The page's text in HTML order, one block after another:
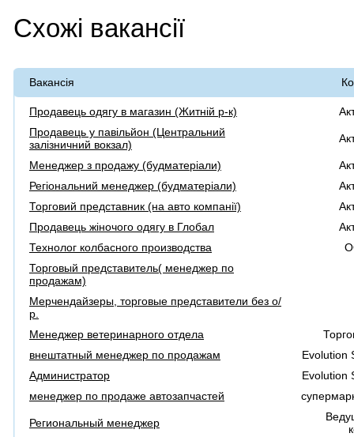
Схожі вакансії
Вакансія
Продавець одягу в магазин (Житній р-к)
Продавець у павільйон (Центральний
залізничний вокзал)
Менеджер з продажу (будматеріали)
Регіональний менеджер (будматеріали)
Торговий представник (на авто компанії)
Продавець жіночого одягу в Глобал
Технолог колбасного производства
Торговый представитель( менеджер по
продажам)
Мерчендайзеры, торговые представители без о/
р.
Менеджер ветеринарного отдела
внештатный менеджер по продажам
Evolution
Администратор
Evolution
менеджер по продаже автозапчастей
Региональный менеджер